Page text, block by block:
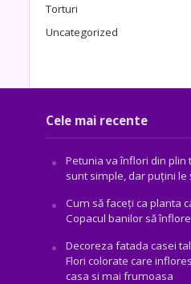
Torturi
Uncategorized
Cele mai recente
Petunia va înflori din plin
sunt simple, dar puțini le
Cum să faceți ca planta
Copacul banilor să
Decoreza fatada casei
Flori colorate care
casa si mai frumoasa